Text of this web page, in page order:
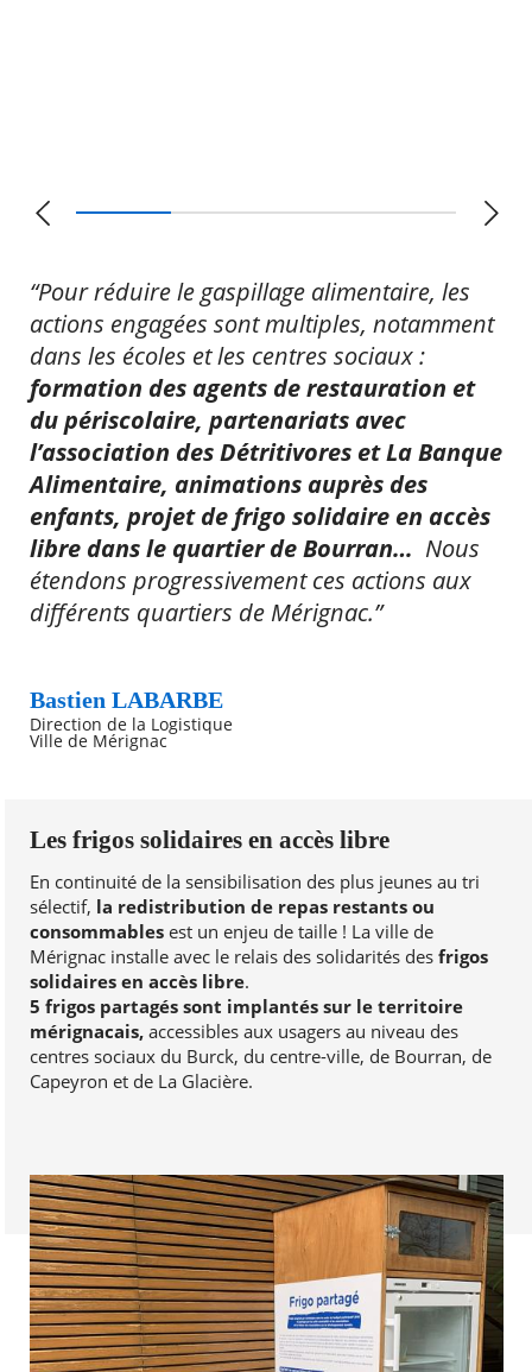
“Pour réduire le gaspillage alimentaire, les
actions engagées sont multiples, notamment
dans les écoles et les centres sociaux :
formation des agents de restauration et
du périscolaire, partenariats avec
l’association des Détritivores et La Banque
Alimentaire, animations auprès des
enfants, projet de frigo solidaire en accès
libre dans le quartier de Bourran… Nous
étendons progressivement ces actions aux
différents quartiers de Mérignac.”
Bastien LABARBE
Direction de la Logistique
Ville de Mérignac
Les frigos solidaires en accès libre
En continuité de la sensibilisation des plus jeunes au tri
sélectif, la redistribution de repas restants ou
consommablesest un enjeu de taille ! La ville de
Mérignac installe avec le relais des solidarités desfrigos
solidaires en accès libre.
5 frigos partagés sont implantés sur le territoire
mérignacais,accessibles aux usagers au niveau des
centres sociaux du Burck, du centre-ville, de Bourran, de
Capeyron et de La Glacière.